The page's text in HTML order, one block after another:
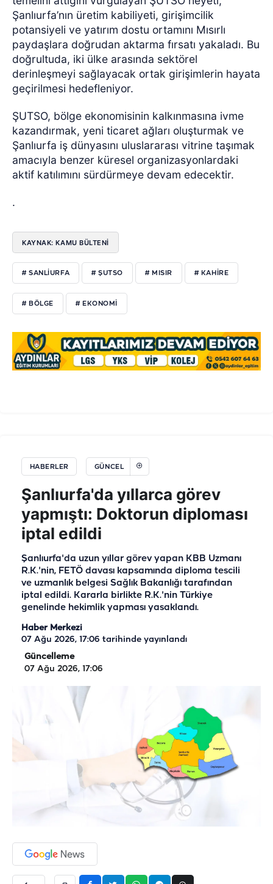
Şanlıurfa’nın üretim kabiliyeti, girişimcilik
potansiyeli ve yatırım dostu ortamını Mısırlı
paydaşlara doğrudan aktarma fırsatı yakaladı. Bu
doğrultuda, iki ülke arasında sektörel
derinleşmeyi sağlayacak ortak girişimlerin hayata
geçirilmesi hedefleniyor.
ŞUTSO, bölge ekonomisinin kalkınmasına ivme
kazandırmak, yeni ticaret ağları oluşturmak ve
Şanlıurfa iş dünyasını uluslararası vitrine taşımak
amacıyla benzer küresel organizasyonlardaki
aktif katılımını sürdürmeye devam edecektir.
.
KAYNAK: KAMU BÜLTENİ
# SANLIURFA # ŞUTSO # MISIR # KAHIRE
# BÖLGE # EKONOMI
HABERLER GÜNCEL
Şanlıurfa'da yıllarca görev
yapmıştı: Doktorun diploması
iptal edildi
Şanlıurfa'da uzun yıllar görev yapan KBB Uzmanı
R.K.'nin, FETÖ davası kapsamında diploma tescili
ve uzmanlık belgesi Sağlık Bakanlığı tarafından
iptal edildi. Kararla birlikte R.K.'nin Türkiye
genelinde hekimlik yapması yasaklandı.
Haber Merkezi
07 Ağu 2026, 17:06 tarihinde yayınlandı
Güncelleme
07 Ağu 2026, 17:06